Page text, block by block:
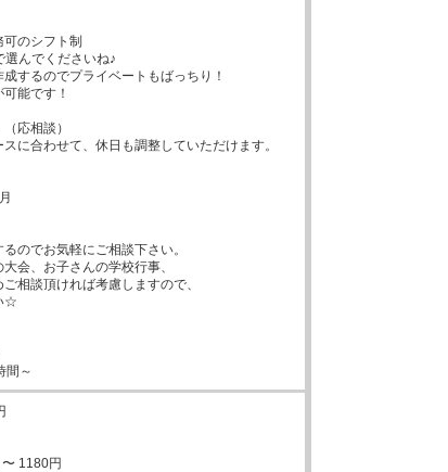
のシフト制
んでくださいね♪
するのでプライベートもばっちり！
能です！
応相談）
に合わせて、休日も調整していただけます。
のでお気軽にご相談下さい。
会、お子さんの学校行事、
相談頂ければ考慮しますので、
☆
間～
1180円